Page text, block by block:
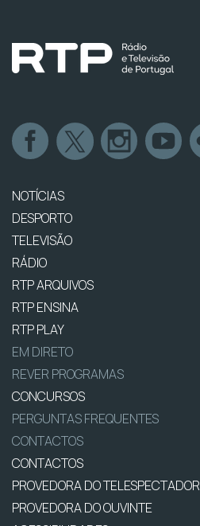
NOTÍCIAS
DESPORTO
TELEVISÃO
RÁDIO
RTP ARQUIVOS
RTP ENSINA
RTP PLAY
EM DIRETO
REVER PROGRAMAS
CONCURSOS
PERGUNTAS FREQUENTES
CONTACTOS
CONTACTOS
PROVEDORA DO TELESPECTADOR
PROVEDORA DO OUVINTE